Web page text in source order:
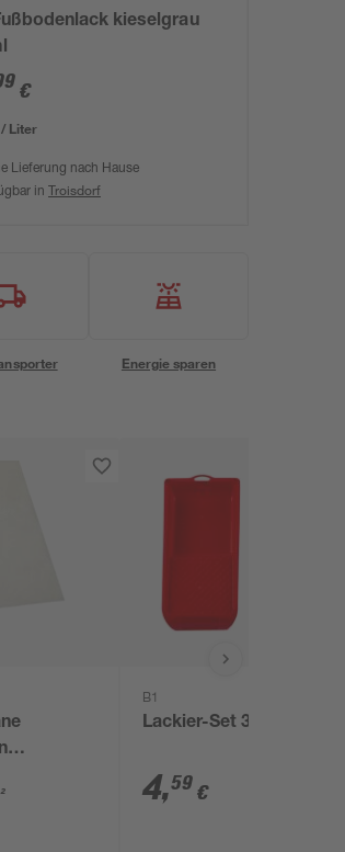
kieselgrau
€
Liter
Lieferung nach Hause
in Troisdorf
Energie sparen
4 x 5 m
B1
Lackier-Set 3-teilig
4,59 €